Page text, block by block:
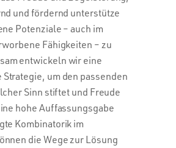
und fördernd unterstütze
Potenziale – auch im
Fähigkeiten – zu
entwickeln wir eine
um den passenden
Sinn stiftet und Freude
hohe Auffassungsgabe
Kombinatorik im
die Wege zur Lösung